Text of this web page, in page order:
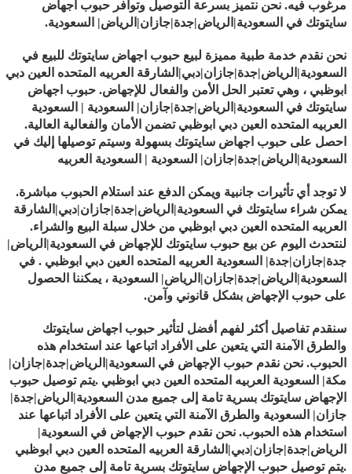
مرغوب فيه. نحن نتميز بسرعة التوصيل وتوافر حبوب اجهاض
سايتوتك في السعودية|الرياض|جدة|جازان|الرياض| السعودية.
نحن نقدم خدمة طبية مميزة لبيع حبوب اجهاض سايتوتك للبيع في
السعودية|الرياض|جدة|جازان|دبي|الشارقة العربيه المتحده العين دبي
ابوظبي ، وهي تعتبر الحل الأمن والفعال للإجهاض. حبوب اجهاض
سايتوتك في السعودية|الرياض|جدة|جازان| السعودية | السعودية
العربيه المتحده العين دبي ابوظبي تضمن الأمان والفعالية العالية.
احصل على حبوب اجهاض سايتوتك بسهولة وسيتم توصيلها إليك في
السعودية|الرياض|جدة|جازان| السعودية | السعودية العربيه
لا توجد أي تأثيرات جانبية ويمكن الدفع عند استلام الحبوب مباشرة.
يمكن شراء سايتوتك في السعودية|الرياض|جدة|جازان|دبي|الشارقة
العربيه المتحده العين دبي ابوظبي من خلال سبلة البيع والشراء.
لنتحدث اليوم عن بيع حبوب سايتوتك للإجهاض في السعودية|الرياض|
جدة|جازان|جدة| السعودية العربيه المتحده العين دبي ابوظبي . في
السعودية|الرياض|جدة|جازان|الرياض| السعودية ، يمكننا الحصول
على حبوب الإجهاض بشكل قانوني وآمن.
سنقدم تفاصيل أكثر لفهم أفضل لتأثير حبوب اجهاض سايتوتك
والطرق الآمنة التي يتعين على الأفراد اتباعها عند استخدام هذه
الحبوب. نحن نقدم حبوب الإجهاض في السعودية|الرياض|جدة|جازان|
مكة| السعودية العربيه المتحده العين دبي ابوظبي .يتم توصيل حبوب
الإجهاض سايتوتك بسرية تامة إلى جميع مدن السعودية|الرياض|جدة|
جازان| السعودية والطرق الآمنة التي يتعين على الأفراد اتباعها عند
استخدام هذه الحبوب. نحن نقدم حبوب الإجهاض في السعودية|
الرياض|جدة|جازان|دبي|الشارقة العربيه المتحده العين دبي ابوظبي
.يتم توصيل حبوب الإجهاض سايتوتك بسرية تامة إلى جميع مدن